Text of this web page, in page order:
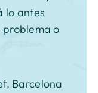
lo antes
o
Barcelona